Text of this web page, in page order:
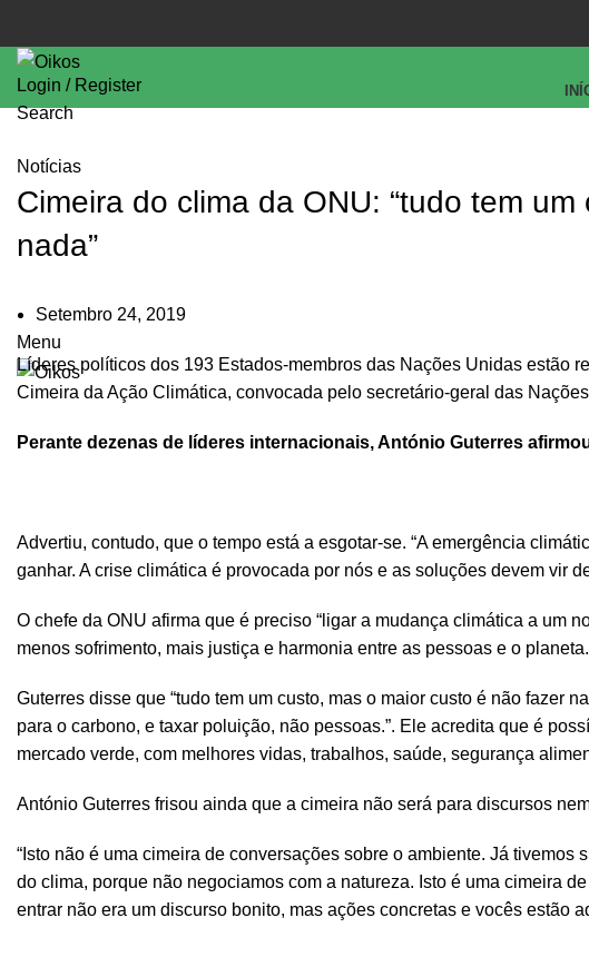
Login / Register
Search
Menu
Notícias
Cimeira do clima da ONU: “tudo tem
nada”
Setembro 24, 2019
Líderes políticos dos 193 Estados-membros das Nações Unidas estão
Cimeira da Ação Climática, convocada pelo secretário-geral das
Perante dezenas de líderes internacionais, António Guterres
Advertiu, contudo, que o tempo está a esgotar-se. “A emergência
ganhar. A crise climática é provocada por nós e as soluções devem vir
O chefe da ONU afirma que é preciso “ligar a mudança climática a um
menos sofrimento, mais justiça e harmonia entre as pessoas e o
Guterres disse que “tudo tem um custo, mas o maior custo é não fazer
para o carbono, e taxar poluição, não pessoas.”. Ele acredita que é
mercado verde, com melhores vidas, trabalhos, saúde, segurança
António Guterres frisou ainda que a cimeira não será para discursos
“Isto não é uma cimeira de conversações sobre o ambiente. Já
do clima, porque não negociamos com a natureza. Isto é uma cimeira
entrar não era um discurso bonito, mas ações concretas e vocês estão